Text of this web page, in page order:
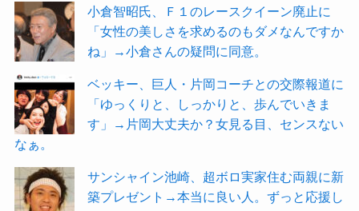
小倉智昭氏、Ｆ１のレースクイーン廃止に
「女性の美しさを求めるのもダメなんですか
ね」→小倉さんの疑問に同意。
ベッキー、巨人・片岡コーチとの交際報道に
「ゆっくりと、しっかりと、歩んでいきま
す」→片岡大丈夫か？女見る目、センスない
なぁ。
サンシャイン池崎、超ボロ実家住む両親に新
築プレゼント→本当に良い人。ずっと応援し